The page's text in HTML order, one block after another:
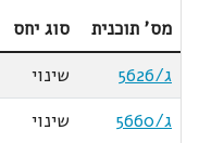
מס' תוכנית סוג יחס
ג/5626
שינוי
ג/5660
שינוי